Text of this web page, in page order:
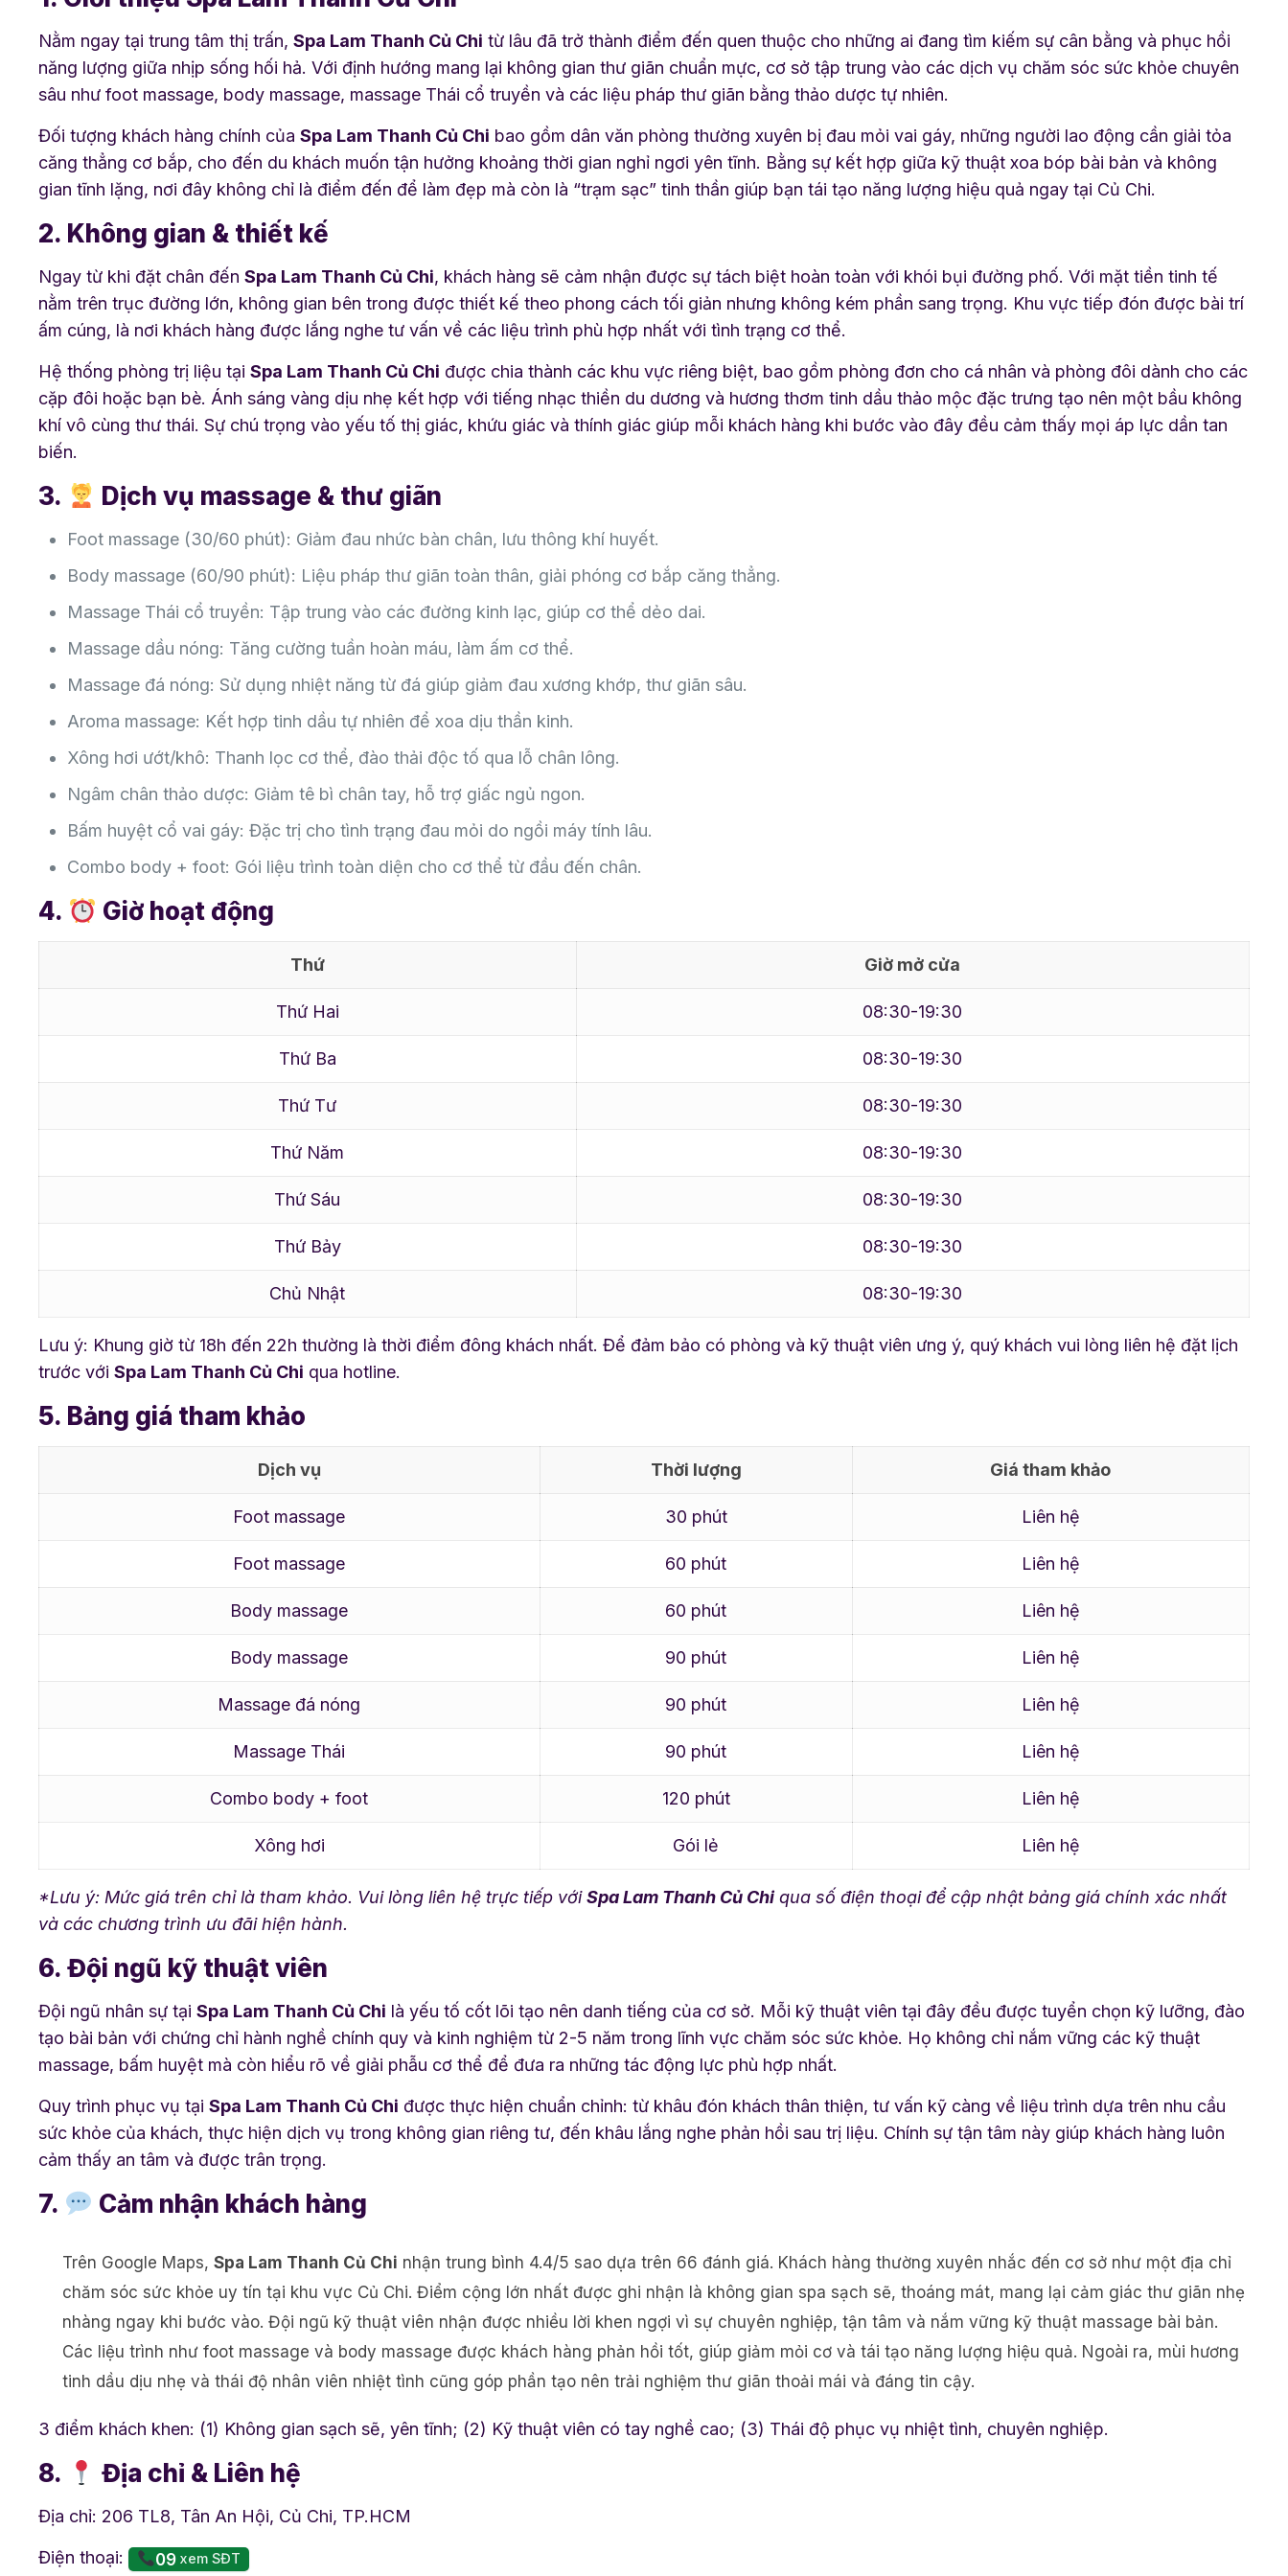
Nằm ngay tại trung tâm thị trấn, Spa Lam Thanh Củ Chi từ lâu đã trở thành điểm đến quen thuộc cho những ai đang tìm kiếm sự cân bằng và phục hồi
năng lượng giữa nhịp sống hối hả. Với định hướng mang lại không gian thư giãn chuẩn mực, cơ sở tập trung vào các dịch vụ chăm sóc sức khỏe chuyên
sâu như foot massage, body massage, massage Thái cổ truyền và các liệu pháp thư giãn bằng thảo dược tự nhiên.
Đối tượng khách hàng chính của Spa Lam Thanh Củ Chi bao gồm dân văn phòng thường xuyên bị đau mỏi vai gáy, những người lao động cần giải tỏa
căng thẳng cơ bắp, cho đến du khách muốn tận hưởng khoảng thời gian nghỉ ngơi yên tĩnh. Bằng sự kết hợp giữa kỹ thuật xoa bóp bài bản và không
gian tĩnh lặng, nơi đây không chỉ là điểm đến để làm đẹp mà còn là “trạm sạc” tinh thần giúp bạn tái tạo năng lượng hiệu quả ngay tại Củ Chi.
2. Không gian & thiết kế
Ngay từ khi đặt chân đến Spa Lam Thanh Củ Chi, khách hàng sẽ cảm nhận được sự tách biệt hoàn toàn với khói bụi đường phố. Với mặt tiền tinh tế
nằm trên trục đường lớn, không gian bên trong được thiết kế theo phong cách tối giản nhưng không kém phần sang trọng. Khu vực tiếp đón được bài trí
ấm cúng, là nơi khách hàng được lắng nghe tư vấn về các liệu trình phù hợp nhất với tình trạng cơ thể.
Hệ thống phòng trị liệu tại Spa Lam Thanh Củ Chi được chia thành các khu vực riêng biệt, bao gồm phòng đơn cho cá nhân và phòng đôi dành cho các
cặp đôi hoặc bạn bè. Ánh sáng vàng dịu nhẹ kết hợp với tiếng nhạc thiền du dương và hương thơm tinh dầu thảo mộc đặc trưng tạo nên một bầu không
khí vô cùng thư thái. Sự chú trọng vào yếu tố thị giác, khứu giác và thính giác giúp mỗi khách hàng khi bước vào đây đều cảm thấy mọi áp lực dần tan
biến.
3. Dịch vụ massage & thư giãn
Foot massage (30/60 phút): Giảm đau nhức bàn chân, lưu thông khí huyết.
Body massage (60/90 phút): Liệu pháp thư giãn toàn thân, giải phóng cơ bắp căng thẳng.
Massage Thái cổ truyền: Tập trung vào các đường kinh lạc, giúp cơ thể dẻo dai.
Massage dầu nóng: Tăng cường tuần hoàn máu, làm ấm cơ thể.
Massage đá nóng: Sử dụng nhiệt năng từ đá giúp giảm đau xương khớp, thư giãn sâu.
Aroma massage: Kết hợp tinh dầu tự nhiên để xoa dịu thần kinh.
Xông hơi ướt/khô: Thanh lọc cơ thể, đào thải độc tố qua lỗ chân lông.
Ngâm chân thảo dược: Giảm tê bì chân tay, hỗ trợ giấc ngủ ngon.
Bấm huyệt cổ vai gáy: Đặc trị cho tình trạng đau mỏi do ngồi máy tính lâu.
Combo body + foot: Gói liệu trình toàn diện cho cơ thể từ đầu đến chân.
4. Giờ hoạt động
Thứ Giờ mở cửa
Thứ Hai 08:30-19:30
Thứ Ba 08:30-19:30
Thứ Tư 08:30-19:30
Thứ Năm 08:30-19:30
Thứ Sáu 08:30-19:30
Thứ Bảy 08:30-19:30
Chủ Nhật 08:30-19:30
Lưu ý: Khung giờ từ 18h đến 22h thường là thời điểm đông khách nhất. Để đảm bảo có phòng và kỹ thuật viên ưng ý, quý khách vui lòng liên hệ đặt lịch
trước với Spa Lam Thanh Củ Chi qua hotline.
5. Bảng giá tham khảo
Dịch vụ Thời lượng Giá tham khảo
Foot massage 30 phút Liên hệ
Foot massage 60 phút Liên hệ
Body massage 60 phút Liên hệ
Body massage 90 phút Liên hệ
Massage đá nóng 90 phút Liên hệ
Massage Thái 90 phút Liên hệ
Combo body + foot 120 phút Liên hệ
Xông hơi Gói lẻ Liên hệ
*Lưu ý: Mức giá trên chỉ là tham khảo. Vui lòng liên hệ trực tiếp vớiSpa Lam Thanh Củ Chiqua số điện thoại để cập nhật bảng giá chính xác nhất
và các chương trình ưu đãi hiện hành.
6. Đội ngũ kỹ thuật viên
Đội ngũ nhân sự tại Spa Lam Thanh Củ Chi là yếu tố cốt lõi tạo nên danh tiếng của cơ sở. Mỗi kỹ thuật viên tại đây đều được tuyển chọn kỹ lưỡng, đào
tạo bài bản với chứng chỉ hành nghề chính quy và kinh nghiệm từ 2-5 năm trong lĩnh vực chăm sóc sức khỏe. Họ không chỉ nắm vững các kỹ thuật
massage, bấm huyệt mà còn hiểu rõ về giải phẫu cơ thể để đưa ra những tác động lực phù hợp nhất.
Quy trình phục vụ tại Spa Lam Thanh Củ Chi được thực hiện chuẩn chỉnh: từ khâu đón khách thân thiện, tư vấn kỹ càng về liệu trình dựa trên nhu cầu
sức khỏe của khách, thực hiện dịch vụ trong không gian riêng tư, đến khâu lắng nghe phản hồi sau trị liệu. Chính sự tận tâm này giúp khách hàng luôn
cảm thấy an tâm và được trân trọng.
7. Cảm nhận khách hàng
Trên Google Maps, Spa Lam Thanh Củ Chi nhận trung bình 4.4/5 sao dựa trên 66 đánh giá. Khách hàng thường xuyên nhắc đến cơ sở như một địa chỉ
chăm sóc sức khỏe uy tín tại khu vực Củ Chi. Điểm cộng lớn nhất được ghi nhận là không gian spa sạch sẽ, thoáng mát, mang lại cảm giác thư giãn nhẹ
nhàng ngay khi bước vào. Đội ngũ kỹ thuật viên nhận được nhiều lời khen ngợi vì sự chuyên nghiệp, tận tâm và nắm vững kỹ thuật massage bài bản.
Các liệu trình như foot massage và body massage được khách hàng phản hồi tốt, giúp giảm mỏi cơ và tái tạo năng lượng hiệu quả. Ngoài ra, mùi hương
tinh dầu dịu nhẹ và thái độ nhân viên nhiệt tình cũng góp phần tạo nên trải nghiệm thư giãn thoải mái và đáng tin cậy.
3 điểm khách khen: (1) Không gian sạch sẽ, yên tĩnh; (2) Kỹ thuật viên có tay nghề cao; (3) Thái độ phục vụ nhiệt tình, chuyên nghiệp.
8. Địa chỉ & Liên hệ
Địa chỉ: 206 TL8, Tân An Hội, Củ Chi, TP.HCM
Điện thoại: 09 xem SĐT